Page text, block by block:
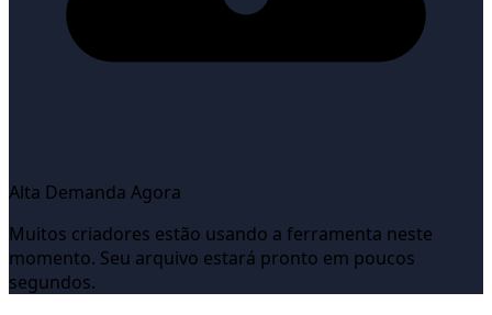
Alta Demanda Agora
Muitos criadores estão usando a ferramenta neste
momento. Seu arquivo estará pronto em poucos
segundos.